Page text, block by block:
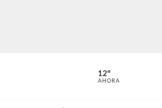
ABC CARDINAL
12º
AHORA